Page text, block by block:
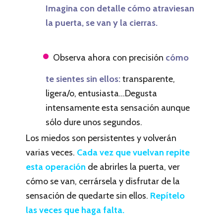
Imagina con detalle cómo atraviesan
la puerta, se van y la cierras.
Observa ahora con precisión cómo
te sientes sin ellos:transparente,
ligera/o, entusiasta…Degusta
intensamente esta sensación aunque
sólo dure unos segundos.
Los miedos son persistentes y volverán
varias veces. Cada vez que vuelvan repite
esta operación de abrirles la puerta, ver
cómo se van, cerrársela y disfrutar de la
sensación de quedarte sin ellos. Repítelo
las veces que haga falta.